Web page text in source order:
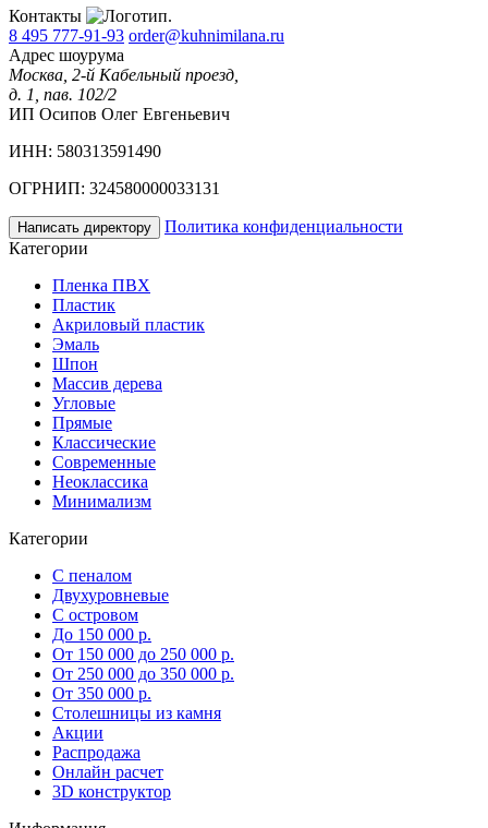
Контакты
8 495 777-91-93 order@kuhnimilana.ru
Адрес шоурума
Москва, 2-й Кабельный проезд,
д. 1, пав. 102/2
ИП Осипов Олег Евгеньевич
ИНН: 580313591490
ОГРНИП: 324580000033131
Написать директору
Политика конфиденциальности
Категории
Пленка ПВХ
Пластик
Акриловый пластик
Эмаль
Шпон
Массив дерева
Угловые
Прямые
Классические
Современные
Неоклассика
Минимализм
Категории
С пеналом
Двухуровневые
С островом
До 150 000 р.
От 150 000 до 250 000 р.
От 250 000 до 350 000 р.
От 350 000 р.
Столешницы из камня
Акции
Распродажа
Онлайн расчет
3D конструктор